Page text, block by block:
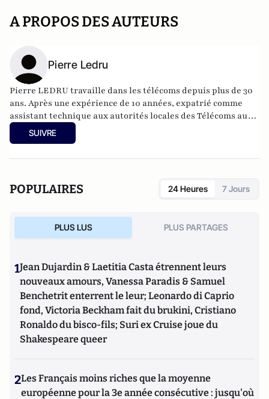
A PROPOS DES AUTEURS
Pierre Ledru
Pierre LEDRU travaille dans les télécoms depuis plus de 30
ans. Après une expérience de 10 années, expatrié comme
assistant technique aux autorités locales des Télécoms au
Yémen, il devient formateur puis formateur-développeur à
l’institut de formation Alcatel-Lucent. Il possède une
Il est également acteur amateur de théâtre et appartient à
Il est notamment l'auteur de Téléphonie sur l'IP (ToIP).
SUIVRE
POPULAIRES 24 Heures 7 Jours
PLUS LUS PLUS PARTAGES
1Jean Dujardin & Laetitia Casta étrennent leurs
nouveaux amours, Vanessa Paradis & Samuel
Benchetrit enterrent le leur; Leonardo di Caprio
fond, Victoria Beckham fait du brukini, Cristiano
Ronaldo du bisco-fils; Suri ex Cruise joue du
Shakespeare queer
2Les Français moins riches que la moyenne
européenne pour la 3e année consécutive : jusqu'où